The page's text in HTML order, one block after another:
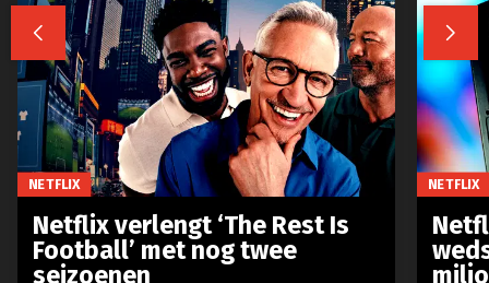
 
NETFLIX
Netflix verlengt ‘The Rest Is
Football’ met nog twee
seizoenen
NETFLIX